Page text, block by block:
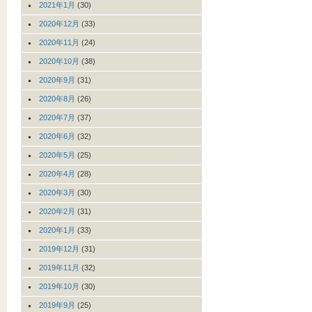
2021年1月 (30)
2020年12月 (33)
2020年11月 (24)
2020年10月 (38)
2020年9月 (31)
2020年8月 (26)
2020年7月 (37)
2020年6月 (32)
2020年5月 (25)
2020年4月 (28)
2020年3月 (30)
2020年2月 (31)
2020年1月 (33)
2019年12月 (31)
2019年11月 (32)
2019年10月 (30)
2019年9月 (25)